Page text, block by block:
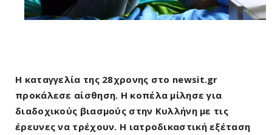
Η καταγγελία της 28χρονης στο newsit.gr
προκάλεσε αίσθηση. Η κοπέλα μίλησε για
διαδοχικούς βιασμούς στην Κυλλήνη με τις
έρευνες να τρέχουν. Η ιατροδικαστική εξέταση